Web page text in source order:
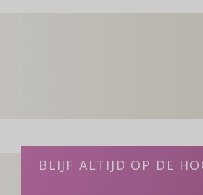
BLIJF ALTIJD OP DE